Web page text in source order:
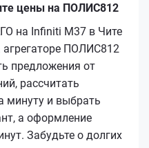
цены на ПОЛИС812
на Infiniti M37 в Чите
ПОЛИС812
предложения от
рассчитать
минуту и выбрать
а оформление
Забудьте о долгих